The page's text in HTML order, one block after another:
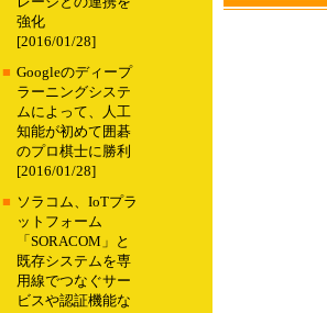
強化
[2016/01/28]
■ Googleのディープ
ラーニングシステ
ムによって、人工
知能が初めて囲碁
のプロ棋士に勝利
[2016/01/28]
■ ソラコム、IoTプラ
ットフォーム
「SORACOM」と
既存システムを専
用線でつなぐサー
ビスや認証機能な